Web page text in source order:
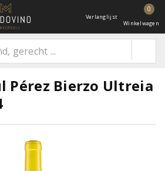
Verlanglijst
0
Winkelwagen
Pérez Bierzo Ultreia